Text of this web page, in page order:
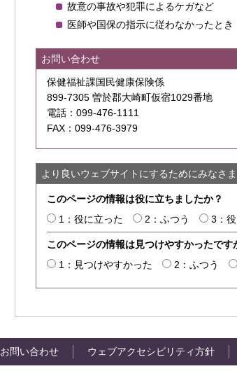
故意の事故や犯罪によるケガなど
医師や国保の指示に従わなかったとき
お問い合わせ
保健福祉課国民健康保険係
899-7305 曽於郡大崎町仮宿1029番地
電話：099-476-1111
FAX：099-476-3979
より良いウェブサイトにするためにみなさ
このページの情報は役に立ちましたか？
1：役に立った
2：ふつう 3：
このページの情報は見つけやすかったです
1：見つけやすかった
2：ふつう
お問い合わせ ウェブアクセシビリティ方針